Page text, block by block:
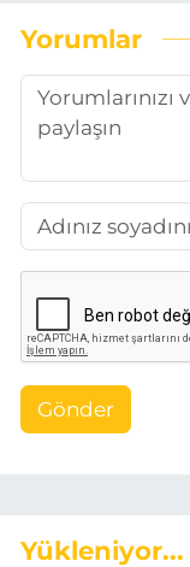
Yorumlar
Gönder
Yükleniyor...